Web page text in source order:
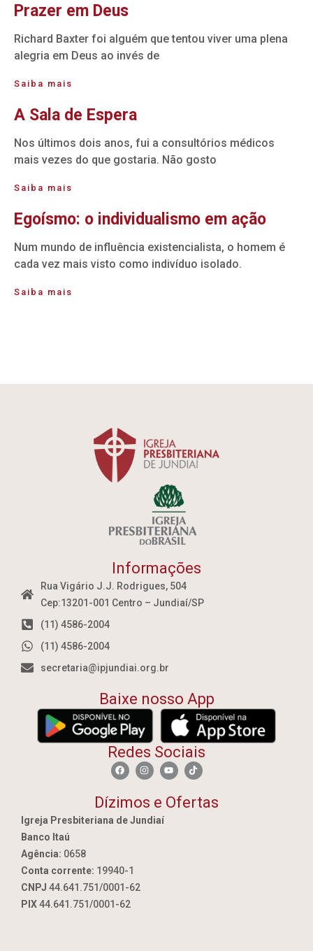
Prazer em Deus
Richard Baxter foi alguém que tentou viver uma plena
alegria em Deus ao invés de
Saiba mais
A Sala de Espera
Nos últimos dois anos, fui a consultórios médicos
mais vezes do que gostaria. Não gosto
Saiba mais
Egoísmo: o individualismo em ação
Num mundo de influência existencialista, o homem é
cada vez mais visto como indivíduo isolado.
Saiba mais
Informações
Rua Vigário J.J. Rodrigues, 504
Cep:13201-001 Centro – Jundiaí/SP
(11) 4586-2004
(11) 4586-2004
secretaria@ipjundiai.org.br
Baixe nosso App
Redes Sociais
Dízimos e Ofertas
Igreja Presbiteriana de Jundiaí
Banco Itaú
Agência: 0658
Conta corrente: 19940-1
CNPJ 44.641.751/0001-62
PIX44.641.751/0001-62